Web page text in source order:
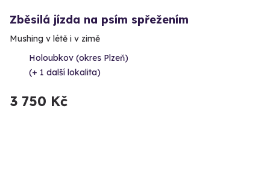
Zběsilá jízda na psím spřežením
Mushing v létě i v zimě
Holoubkov (okres Plzeň)
(+ 1 další lokalita)
3 750 Kč